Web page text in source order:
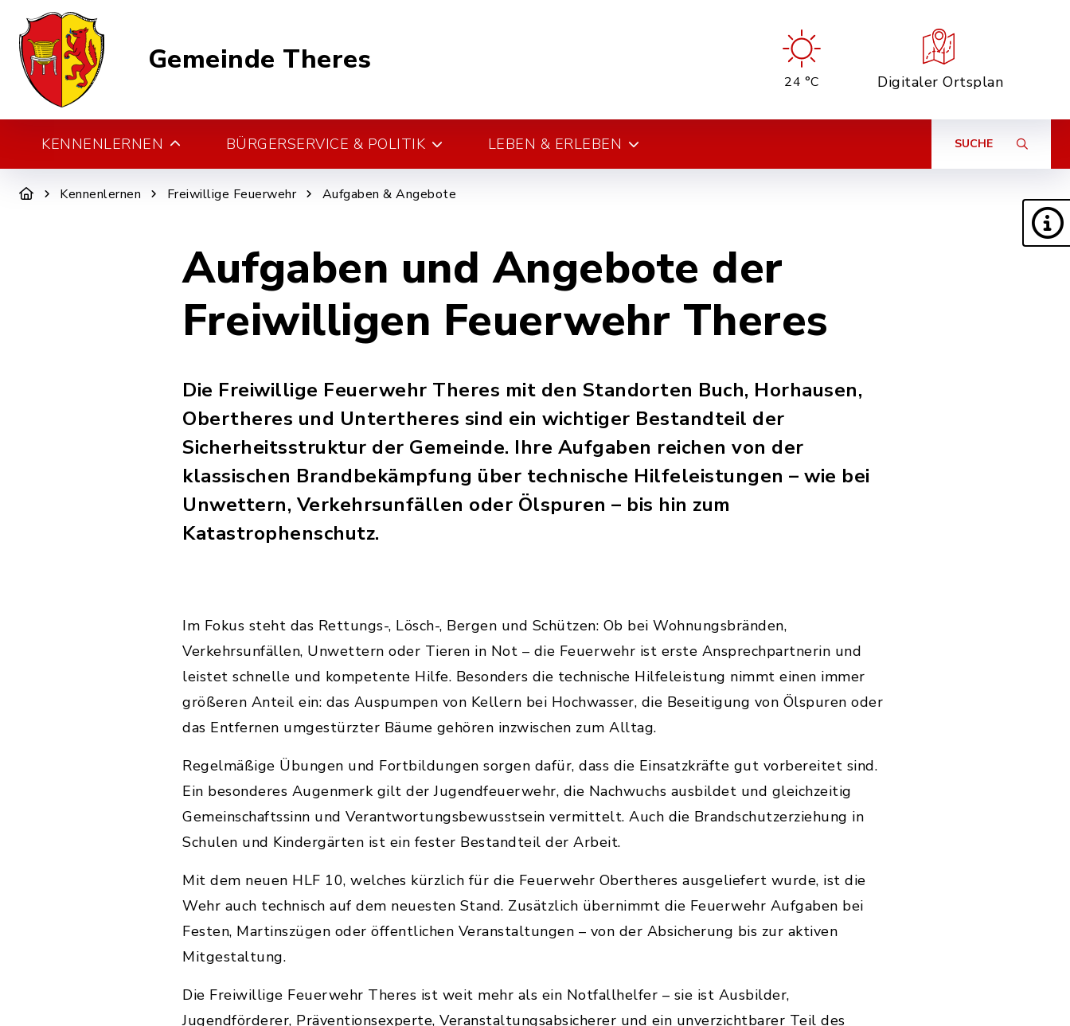
Gemeinde Theres
24 °C Digitaler Ortsplan
KENNENLERNEN BÜRGERSERVICE & POLITIK LEBEN & ERLEBEN SUCHE
Kennenlernen Freiwillige Feuerwehr Aufgaben & Angebote
Aufgaben und Angebote der
Freiwilligen Feuerwehr Theres
Die Freiwillige Feuerwehr Theres mit den Standorten Buch, Horhausen,
Obertheres und Untertheres sind ein wichtiger Bestandteil der
Sicherheitsstruktur der Gemeinde. Ihre Aufgaben reichen von der
klassischen Brandbekämpfung über technische Hilfeleistungen – wie bei
Unwettern, Verkehrsunfällen oder Ölspuren – bis hin zum
Katastrophenschutz.
Im Fokus steht das Rettungs-, Lösch-, Bergen und Schützen: Ob bei Wohnungsbränden,
Verkehrsunfällen, Unwettern oder Tieren in Not – die Feuerwehr ist erste Ansprechpartnerin und
leistet schnelle und kompetente Hilfe. Besonders die technische Hilfeleistung nimmt einen immer
größeren Anteil ein: das Auspumpen von Kellern bei Hochwasser, die Beseitigung von Ölspuren oder
das Entfernen umgestürzter Bäume gehören inzwischen zum Alltag.
Regelmäßige Übungen und Fortbildungen sorgen dafür, dass die Einsatzkräfte gut vorbereitet sind.
Ein besonderes Augenmerk gilt der Jugendfeuerwehr, die Nachwuchs ausbildet und gleichzeitig
Gemeinschaftssinn und Verantwortungsbewusstsein vermittelt. Auch die Brandschutzerziehung in
Schulen und Kindergärten ist ein fester Bestandteil der Arbeit.
Mit dem neuen HLF 10, welches kürzlich für die Feuerwehr Obertheres ausgeliefert wurde, ist die
Wehr auch technisch auf dem neuesten Stand. Zusätzlich übernimmt die Feuerwehr Aufgaben bei
Festen, Martinszügen oder öffentlichen Veranstaltungen – von der Absicherung bis zur aktiven
Mitgestaltung.
Die Freiwillige Feuerwehr Theres ist weit mehr als ein Notfallhelfer – sie ist Ausbilder,
Jugendförderer, Präventionsexperte, Veranstaltungsabsicherer und ein unverzichtbarer Teil des